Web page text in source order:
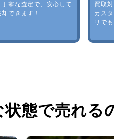
寧な査定で、安心して
できます！
買取対
カス
リで
状態で売れる